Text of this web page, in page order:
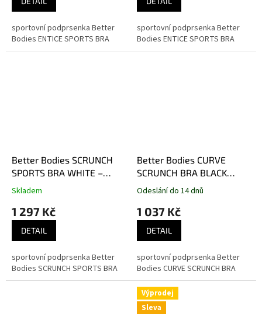
sportovní podprsenka Better
Bodies ENTICE SPORTS BRA
sportovní podprsenka Better
Bodies ENTICE SPORTS BRA
Better Bodies SCRUNCH
SPORTS BRA WHITE –
sportovní podprsenka
Skladem
1 297 Kč
DETAIL
sportovní podprsenka Better
Bodies SCRUNCH SPORTS BRA
Better Bodies CURVE
SCRUNCH BRA BLACK
MELANGE – sportovní
černá
Odeslání do 14 dnů
1 037 Kč
DETAIL
sportovní podprsenka Better
Bodies CURVE SCRUNCH BRA
Výprodej
Sleva